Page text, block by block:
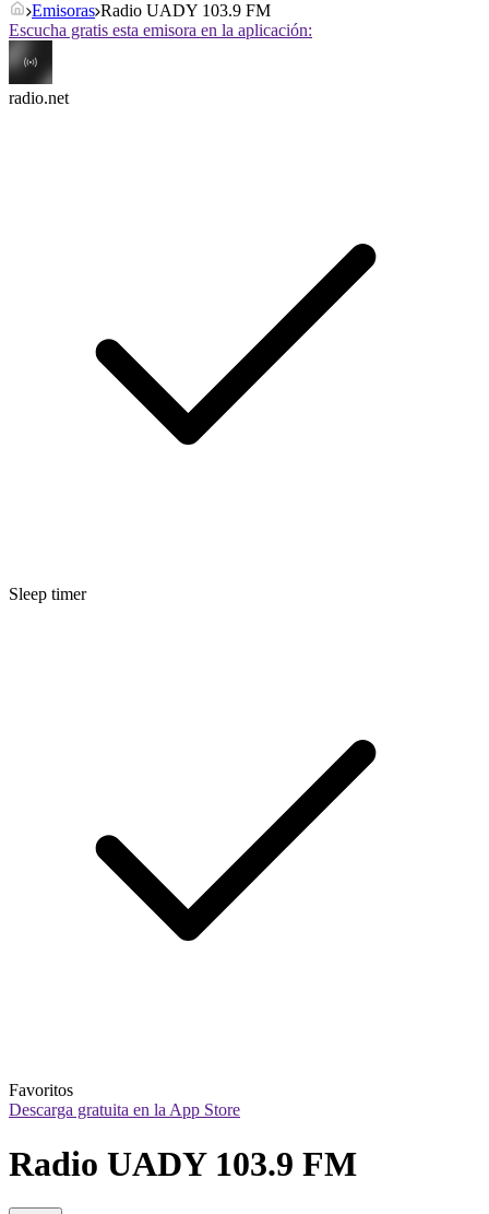
Emisoras Radio UADY 103.9 FM
Escucha gratis esta emisora en la aplicación:
radio.net
Sleep timer
Favoritos
Descarga gratuita en la App Store
Radio UADY 103.9 FM